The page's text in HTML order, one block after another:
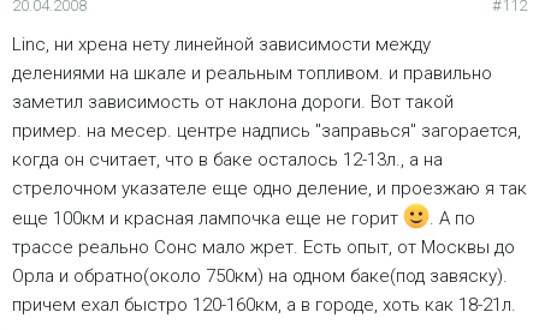
20.04.2008 #112
Linc, ни хрена нету линейной зависимости между
делениями на шкале и реальным топливом. и правильно
заметил зависимость от наклона дороги. Вот такой
пример. на месер. центре надпись "заправься" загорается,
когда он считает, что в баке осталось 12-13л., а на
стрелочном указателе еще одно деление, и проезжаю я так
еще 100км и красная лампочка еще не горит
. А по
трассе реально Сонс мало жрет. Есть опыт, от Москвы до
Орла и обратно(около 750км) на одном баке(под завяску).
причем ехал быстро 120-160км, а в городе, хоть как 18-21л.